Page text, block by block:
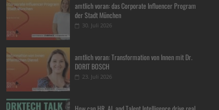
amtlich voran: das Corporate Influencer Program
der Stadt München
30. Juli 2026
amtlich voran: Transformation von Innen mit Dr.
DORIT BOSCH
23. Juli 2026